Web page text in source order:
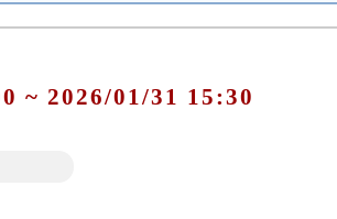
~ 2026/01/31 15:30